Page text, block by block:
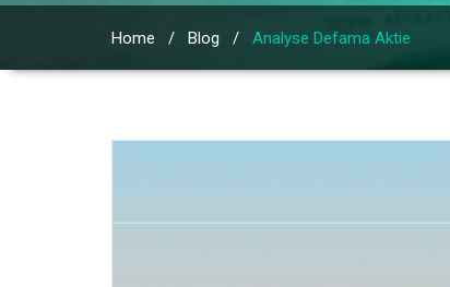
Home / Blog / Analyse Defama Aktie